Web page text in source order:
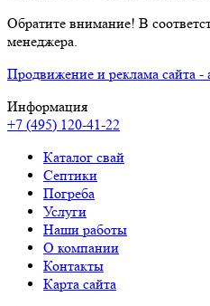
Обратите внимание! В
менеджера.
Продвижение и реклама сайта -
Информация
+7 (495) 120-41-22
Каталог свай
Септики
Погреба
Услуги
Наши работы
О компании
Контакты
Карта сайта